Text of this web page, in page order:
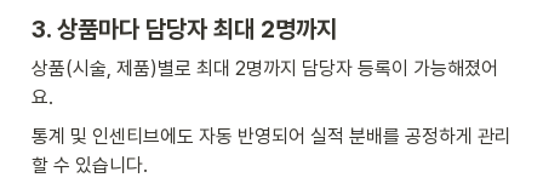
3. 상품마다 담당자 최대 2명까지
상품(시술, 제품)별로 최대 2명까지 담당자 등록이 가능해졌어
요.
통계 및 인센티브에도 자동 반영되어 실적 분배를 공정하게 관리
할 수 있습니다.